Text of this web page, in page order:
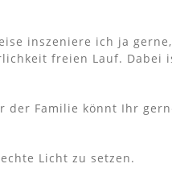
inszeniere ich ja
freien Lauf. Dabei
der Familie könnt Ihr
Licht zu setzen.